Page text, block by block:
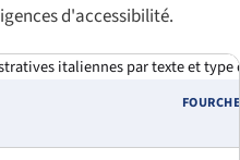
d'accessibilité.
italiennes par texte et